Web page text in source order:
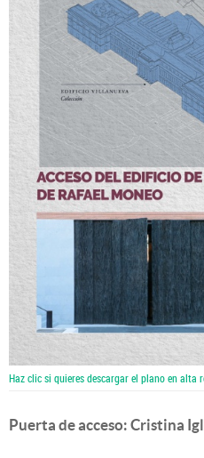
Haz clic si quieres descargar el plano en alta
Puerta de acceso: Cristina